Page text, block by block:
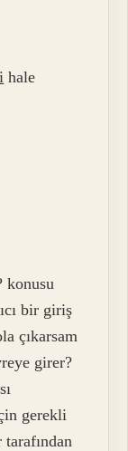
hale
konusu
bir giriş
çıkarsam
girer?
gerekli